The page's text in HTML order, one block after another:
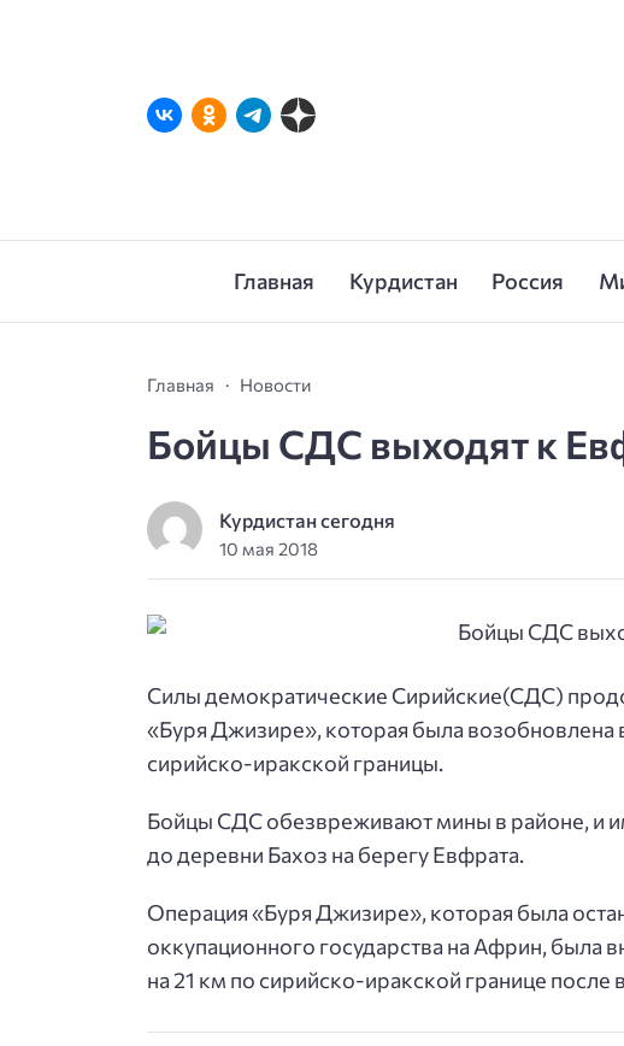
Главная Курдистан Россия
Главная Новости
Бойцы СДС выходят к
Курдистан сегодня
10 мая 2018
Силы демократические Сирийские(СДС)
«Буря Джизире», которая была возобновлена
сирийско-иракской границы.
Бойцы СДС обезвреживают мины в районе, и
до деревни Бахоз на берегу Евфрата.
Операция «Буря Джизире», которая была
оккупационного государства на Африн, была
на 21 км по сирийско-иракской границе